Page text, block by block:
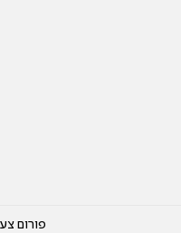
פורום